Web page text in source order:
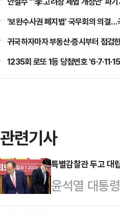
'보완수사권 폐지법' 국무회의 의결
귀국하자마자 부동산·증시부터 점
1235회 로또 1등 당첨번호
관련기사
특별감찰관 두고 대
윤석열 대통
고 있다. 특